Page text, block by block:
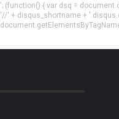
'; (function() { var dsq =
'//' + disqus_shortname +